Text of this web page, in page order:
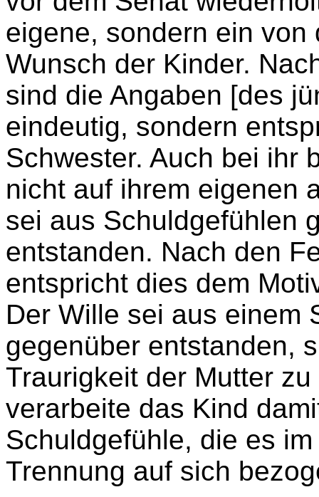
eigene, sondern ein
Wunsch der Kinder.
sind die Angaben [des
eindeutig, sondern
Schwester. Auch bei ihr
nicht auf ihrem eigenen
sei aus Schuldgefühlen
entstanden. Nach den
entspricht dies dem
Der Wille sei aus einem
gegenüber entstanden,
Traurigkeit der Mutter
verarbeite das Kind
Schuldgefühle, die es
Trennung auf sich